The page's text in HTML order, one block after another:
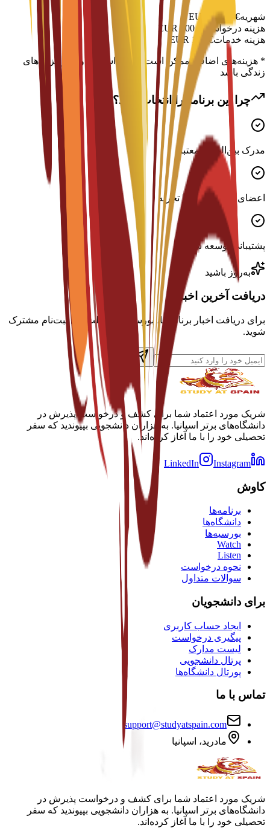
شهریه€
7,500
هزینه درخواست €
300
EUR
هزینه خدمات€
150
* هزینه‌های اضافی ممکن است شامل اسکان، ویزا و هزینه‌های
زندگی باشد
چرا این برنامه را انتخاب کنید؟
مدرک بین‌المللی معتبر
اعضای هیئت علمی با تجربه
پشتیبانی توسعه شغلی
به‌روز باشید
دریافت آخرین اخبار
برای دریافت اخبار برنامه‌ها، بورسیه‌ها و مهلت‌های ثبت‌نام مشترک
شوید.
شریک مورد اعتماد شما برای کشف و درخواست پذیرش در
دانشگاه‌های برتر اسپانیا. به هزاران دانشجویی بپیوندید که سفر
تحصیلی خود را با ما آغاز کرده‌اند.
LinkedIn Instagram
کاوش
برنامه‌ها
دانشگاه‌ها
بورسیه‌ها
Watch
Listen
نحوه درخواست
سوالات متداول
برای دانشجویان
ایجاد حساب کاربری
پیگیری درخواست
لیست مدارک
پرتال دانشجویی
پورتال دانشگاه‌ها
تماس با ما
support@studyatspain.com
مادرید، اسپانیا
شریک مورد اعتماد شما برای کشف و درخواست پذیرش در
دانشگاه‌های برتر اسپانیا. به هزاران دانشجویی بپیوندید که سفر
تحصیلی خود را با ما آغاز کرده‌اند.